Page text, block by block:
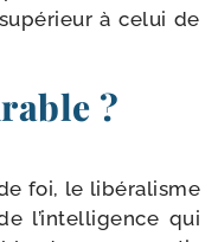
à celui de
?
foi, le libé­ra­lisme
l’intelligence qui